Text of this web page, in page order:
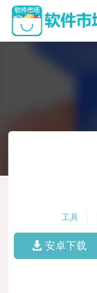
工具
安卓下载